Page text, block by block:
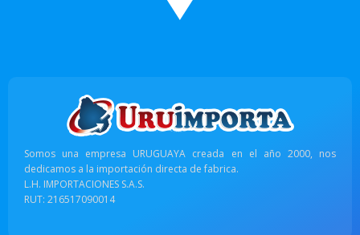
Somos una empresa URUGUAYA creada en el año 2000, nos
dedicamos a la importación directa de fabrica.
L.H. IMPORTACIONES S.A.S.
RUT: 216517090014